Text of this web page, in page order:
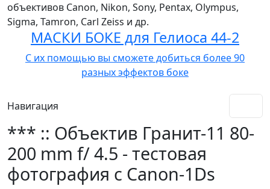
объективов Canon, Nikon, Sony, Pentax, Olympus,
Sigma, Tamron, Carl Zeiss и др.
МАСКИ БОКЕ для Гелиоса 44-2
С их помощью вы сможете добиться более 90
разных эффектов боке
Навигация
*** :: Объектив Гранит-11 80-
200 mm f/ 4.5 - тестовая
фотография c Canon-1Ds